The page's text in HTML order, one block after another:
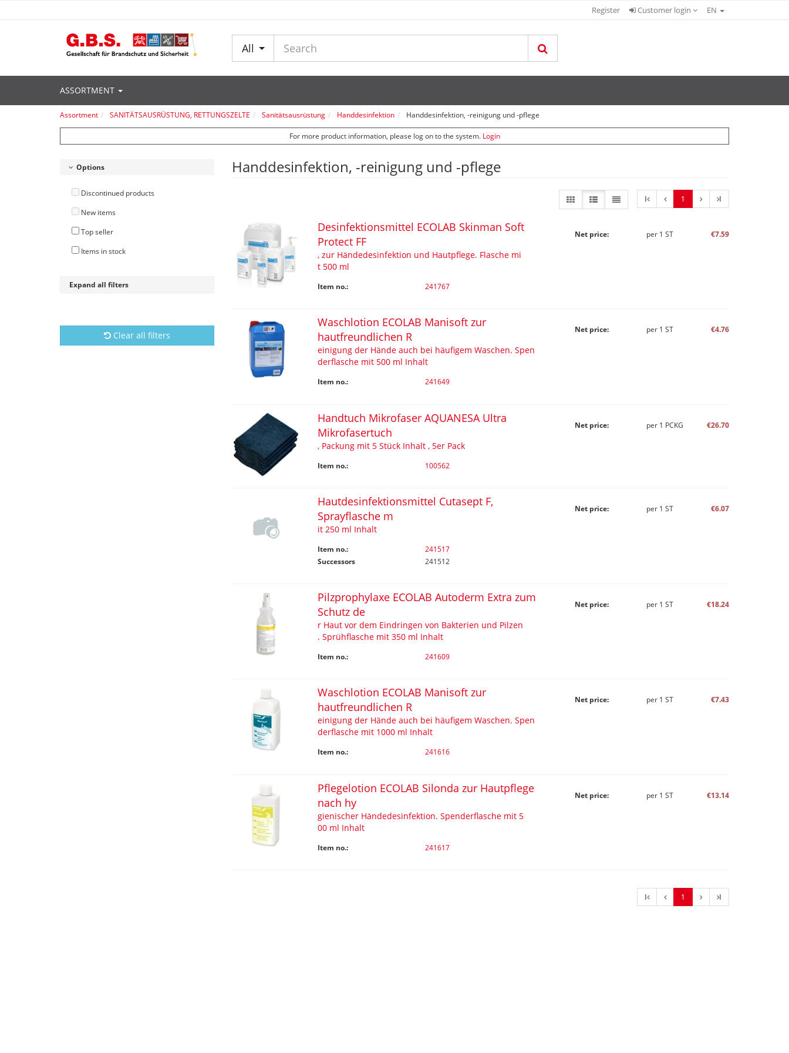
Register Customer login EN
All
ASSORTMENT
Assortment SANITÄTSAUSRÜSTUNG, RETTUNGSZELTE Sanitätsausrüstung Handdesinfektion Handdesinfektion, -reinigung und -pflege
For more product information, please log on to the system. Login
Options
Discontinued products
New items
Top seller
Items in stock
Expand all filters
Clear all filters
Handdesinfektion, -reinigung und -pflege
l 1 l
Desinfektionsmittel ECOLAB Skinman Soft
Protect FF
, zur Händedesinfektion und Hautpflege. Flasche mi
t 500 ml
Item no.: 241767
Net price: per 1 ST €7.59
Waschlotion ECOLAB Manisoft zur
hautfreundlichen R
einigung der Hände auch bei häufigem Waschen. Spen
derflasche mit 500 ml Inhalt
Item no.: 241649
Net price: per 1 ST €4.76
Handtuch Mikrofaser AQUANESA Ultra
Mikrofasertuch
, Packung mit 5 Stück Inhalt , 5er Pack
Item no.: 100562
Net price: per 1 PCKG €26.70
Hautdesinfektionsmittel Cutasept F,
Sprayflasche m
it 250 ml Inhalt
Item no.:
241517
Successors
241512
Net price: per 1 ST €6.07
Pilzprophylaxe ECOLAB Autoderm Extra zum
Schutz de
r Haut vor dem Eindringen von Bakterien und Pilzen
. Sprühflasche mit 350 ml Inhalt
Item no.: 241609
Net price: per 1 ST €18.24
Waschlotion ECOLAB Manisoft zur
hautfreundlichen R
einigung der Hände auch bei häufigem Waschen. Spen
derflasche mit 1000 ml Inhalt
Item no.: 241616
Net price: per 1 ST €7.43
Pflegelotion ECOLAB Silonda zur Hautpflege
nach hy
gienischer Händedesinfektion. Spenderflasche mit 5
00 ml Inhalt
Item no.: 241617
Net price: per 1 ST €13.14
l 1 l